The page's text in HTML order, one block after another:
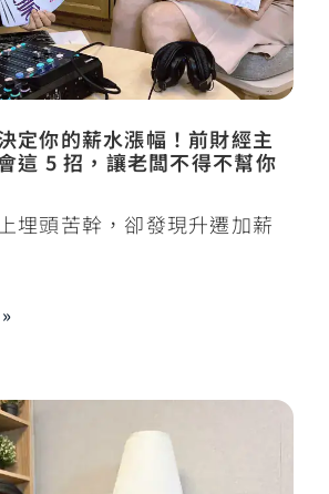
定你的薪水漲幅！前財經主
這 5 招，讓老闆不得不幫你
埋頭苦幹，卻發現升遷加薪